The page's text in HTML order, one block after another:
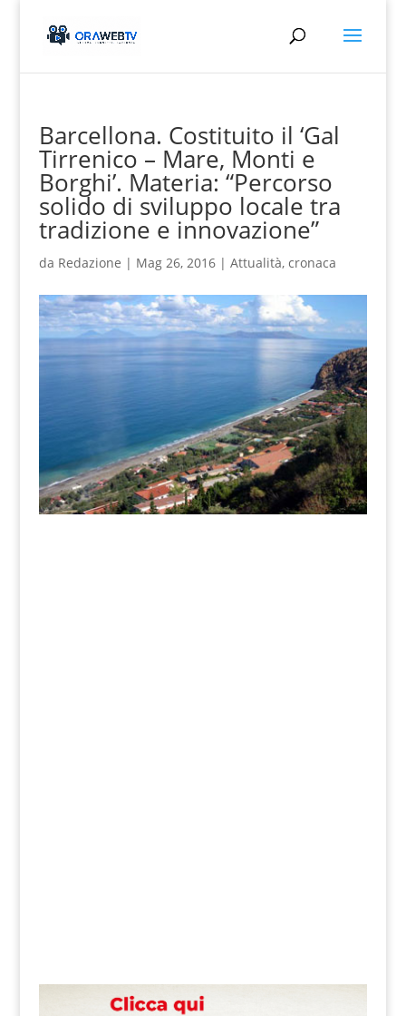
Barcellona. Costituito il ‘Gal
Tirrenico – Mare, Monti e
Borghi’. Materia: “Percorso
solido di sviluppo locale tra
tradizione e innovazione”
da Redazione | Mag 26, 2016| Attualità, cronaca